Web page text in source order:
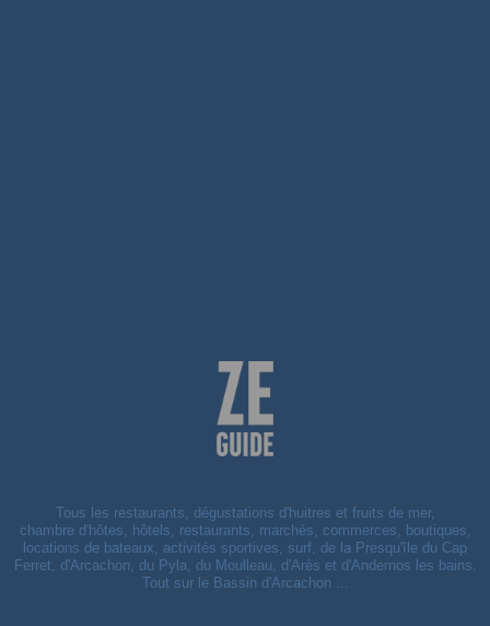
Tous les restaurants, dégustations d'huitres et fruits de mer,
chambre d'hôtes, hôtels, restaurants, marchés, commerces, boutiques,
locations de bateaux, activités sportives, surf, de la Presqu'île du Cap
Ferret, d'Arcachon, du Pyla, du Moulleau, d'Arès et d'Andernos les bains.
Tout sur le Bassin d'Arcachon ...